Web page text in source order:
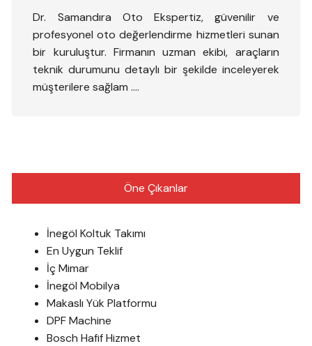
Dr. Samandıra Oto Ekspertiz, güvenilir ve
profesyonel oto değerlendirme hizmetleri sunan
bir kuruluştur. Firmanın uzman ekibi, araçların
teknik durumunu detaylı bir şekilde inceleyerek
müşterilere sağlam ….
Öne Çıkanlar
İnegöl Koltuk Takımı
En Uygun Teklif
İç Mimar
İnegöl Mobilya
Makaslı Yük Platformu
DPF Machine
Bosch Hafif Hizmet